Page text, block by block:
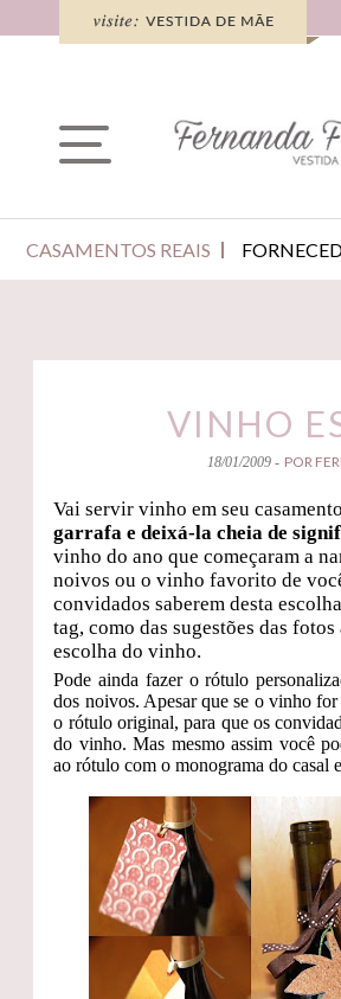
CASAMENTOS REAIS
VINHO
18/01/2009 - POR
Vai servir vinho em seu
garrafa e deixá-la cheia de
vinho do ano que começaram a
noivos ou o vinho favorito de
convidados saberem desta
tag, como das sugestões das
escolha do vinho.
Pode ainda fazer o rótulo
dos noivos. Apesar que se o vinho
o rótulo original, para que os
do vinho. Mas mesmo assim você
ao rótulo com o monograma do casal